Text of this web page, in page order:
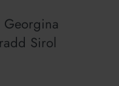
Sirol